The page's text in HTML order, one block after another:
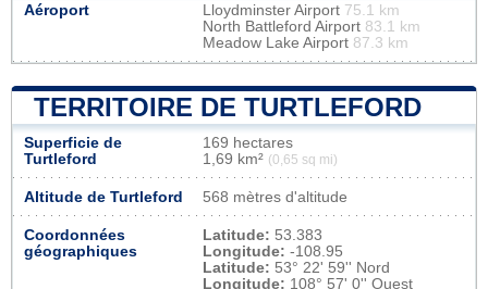
Aéroport Lloydminster Airport 75.1 km
North Battleford Airport 83.1 km
Meadow Lake Airport 87.3 km
TERRITOIRE DE TURTLEFORD
Superficie de
Turtleford
169 hectares
1,69 km² (0,65 sq mi)
Altitude de Turtleford 568 mètres d'altitude
Coordonnées
géographiques
Latitude: 53.383
Longitude: -108.95
Latitude: 53° 22' 59'' Nord
Longitude: 108° 57' 0'' Ouest